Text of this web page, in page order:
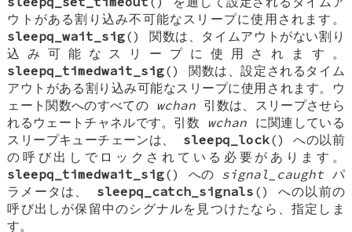
ウトがある割り込み不可能なスリープに使用されます。
sleepq_wait_sig() 関数は、タイムアウトがない割り
込み可能なスリープに使用されます。
sleepq_timedwait_sig() 関数は、設定されるタイム
アウトがある割り込み可能なスリープに使用されます。ウ
ェート関数へのすべての wchan 引数は、スリープさせら
れるウェートチャネルです。引数 wchan に関連している
スリープキューチェーンは、 sleepq_lock() への以前
の呼び出しでロックされている必要があります。
sleepq_timedwait_sig() への signal_caughtパ
ラメータは、 sleepq_catch_signals () への以前の
呼び出しが保留中のシグナルを見つけたなら、指定しま
す。